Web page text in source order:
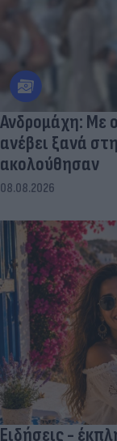
Ανδρομάχη: Με
ανέβει ξανά
ακολούθησαν
08.08.2026
Ειδήσεις -